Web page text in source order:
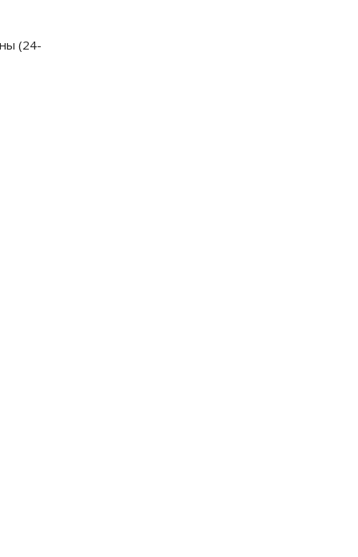
(24-